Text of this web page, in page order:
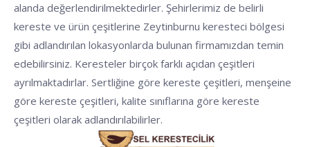
alanda değerlendirilmektedirler. Şehirlerimiz de belirli
kereste ve ürün çeşitlerine Zeytinburnu keresteci bölgesi
gibi adlandırılan lokasyonlarda bulunan firmamızdan temin
edebilirsiniz. Keresteler birçok farklı açıdan çeşitleri
ayrılmaktadırlar. Sertliğine göre kereste çeşitleri, menşeine
göre kereste çeşitleri, kalite sınıflarına göre kereste
çeşitleri olarak adlandırılabilirler.